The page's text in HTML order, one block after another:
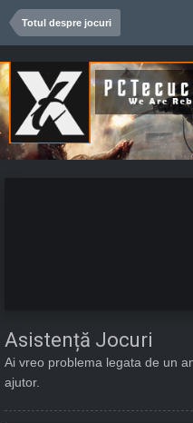
Totul despre jocuri
Asistență Jocuri
Ai vreo problema legata de un
ajutor.